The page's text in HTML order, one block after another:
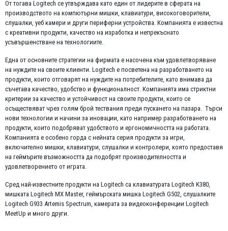
От тогава Logitech се утвърждава като един от лидерите в сферата на
производството на компютърни мишки, клавиатури, високоговорители,
слушалки, уеб камери и други периферни устройства. Компанията е известна
с креативни продукти, качество на изработка и непрекъснато
усъвършенстване на технологиите.
Една от основните стратегии на фирмата е насочена към удовлетворяване
на нуждите на своите клиенти. Logitech е посветена на разработването на
продукти, които отговарят на нуждите на потребителите, като внимава да
съчетава качество, удобство и функционалност. Компанията има стриктни
критерии за качество и устойчивост на своите продукти, които се
осъществяват чрез голям брой тествания преди пускането на пазара. Търси
нови технологии и начини за иновации, като например разработването на
продукти, които подобряват удобството и ергономичността на работата.
Компанията е особено горда с нейната серия продукти за игри,
включително мишки, клавиатури, слушалки и контролери, която предоставя
на геймърите възможността да подобрят производителността и
удовлетворението от играта.
Сред най-известните продукти на Logitech са клавиатурата Logitech K380,
мишката Logitech MX Master, геймърската мишка Logitech G502, слушалките
Logitech G933 Artemis Spectrum, камерата за видеоконференции Logitech
MeetUp и много други.